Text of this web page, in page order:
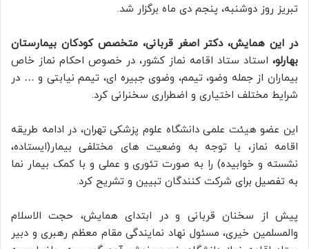
تبریز روز دوشنبه، پنجم دی ماه برگزار شد.
در این همایش، دکتر اصغر قربانی، متخصص کودکان بیمارستان
بهارلو، استاد ستاد اقامه نماز کشور، در خصوص احکام نماز خاص
بیماران از جمله وضو، تیمم، وضوی جبیره ای، تیمم نیابتی و … در
شرایط مختلف اختیاری و اضطراری سخنرانی کرد.
این عضو هیئت علمی دانشگاه علوم پزشکی تهران، در ادامه طریقه
اقامه نماز، با توجه به وضعیت های مختلفی بیمار(ایستاده،
نشسته و خوابیده) را به صورت تئوری و عملی و با کمک بیمار نما
به تفصیل برای شرکت کنندگان تبیین و تشریح کرد.
پیش از سخنان قربانی و در ابتدای همایش، حجت الاسلام
والمسلمین خیری، مسئول نهاد نمایندگی مقام معظم رهبری و دبیر